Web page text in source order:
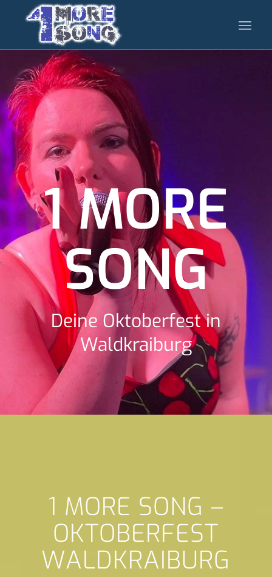
1 MORE
SONG
Deine Oktoberfest in
Waldkraiburg
1 MORE SONG –
OKTOBERFEST
WALDKRAIBURG